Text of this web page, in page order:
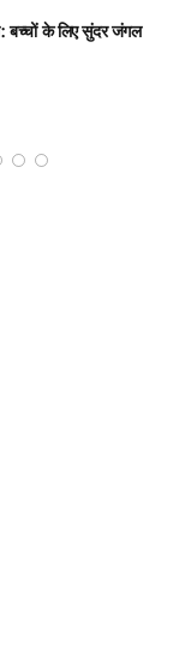
प्रेरणादायक बाल कहानी!